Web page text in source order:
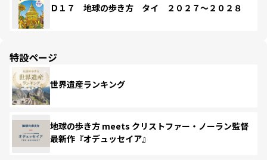
Ｄ１７ 地球の歩き方 タイ ２０２７～２０２８
特設ページ
世界遺産ランキング
地球の歩き方 meets クリストファー・ノーラン監督
最新作『オデュッセイア』